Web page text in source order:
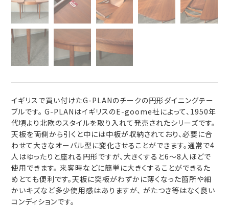
イギリスで買い付けたG-PLANのチークの円形ダイニングテー
ブルです。 G-PLANはイギリスのE-goome社によって、1950年
代頃より北欧のスタイルを取り入れて発売されたシリーズです。
天板を両側から引くと中には中板が収納されており、必要に合
わせて大きなオーバル型に変化させることができます。通常で4
人はゆったりと座れる円形ですが、大きくすると6～8人ほどで
使用できます。 来客時などに簡単に大きくすることができるた
めとても便利です。天板に突板がわずかに薄くなった箇所や細
かいキズなど多少使用感はありますが、 がたつき等はなく良い
コンディションです。